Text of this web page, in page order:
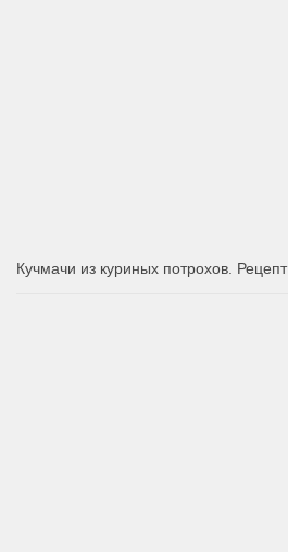
Кучмачи из куриных потрохов. Рецепт